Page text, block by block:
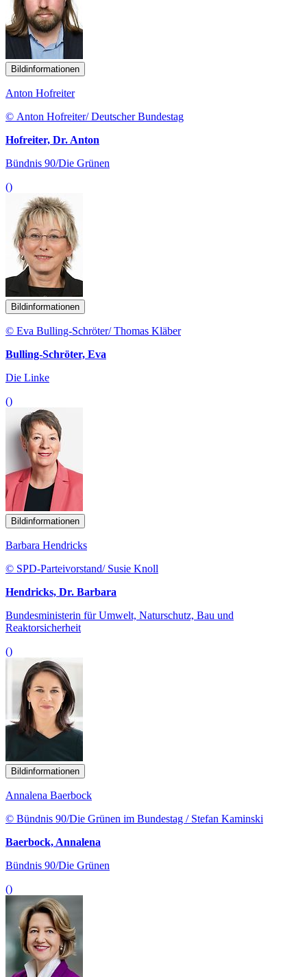
Bildinformationen
Anton Hofreiter
© Anton Hofreiter/ Deutscher Bundestag
Hofreiter, Dr. Anton
Bündnis 90/Die Grünen
()
Bildinformationen
© Eva Bulling-Schröter/ Thomas Kläber
Bulling-Schröter, Eva
Die Linke
()
Bildinformationen
Barbara Hendricks
© SPD-Parteivorstand/ Susie Knoll
Hendricks, Dr. Barbara
Bundesministerin für Umwelt, Naturschutz, Bau und
Reaktorsicherheit
()
Bildinformationen
Annalena Baerbock
© Bündnis 90/Die Grünen im Bundestag / Stefan Kaminski
Baerbock, Annalena
Bündnis 90/Die Grünen
()